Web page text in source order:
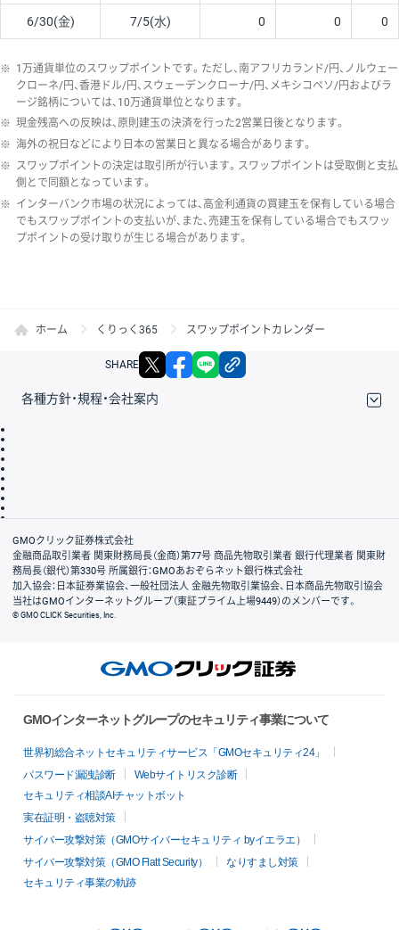
6/30(金) 7/5(水) 0 0 0
※ 1万通貨単位のスワップポイントです。ただし、南アフリカランド/円、ノルウェー
クローネ/円、香港ドル/円、スウェーデンクローナ/円、メキシコペソ/円およびラ
ージ銘柄については、10万通貨単位となります。
※ 現金残高への反映は、原則建玉の決済を行った2営業日後となります。
※ 海外の祝日などにより日本の営業日と異なる場合があります。
※ スワップポイントの決定は取引所が行います。スワップポイントは受取側と支払
側とで同額となっています。
※ インターバンク市場の状況によっては、高金利通貨の買建玉を保有している場合
でもスワップポイントの支払いが、また、売建玉を保有している場合でもスワッ
プポイントの受け取りが生じる場合があります。
ホーム くりっく365 スワップポイントカレンダー
SHARE X facebook
各種方針・規程・会社案内
会社案内
GMOクリック証券株式会社
金融商品取引業者 関東財務局長（金商）第77号 商品先物取引業者 銀行代理業者 関東財
務局長（銀代）第330号 所属銀行：GMOあおぞらネット銀行株式会社
加入協会：日本証券業協会、一般社団法人 金融先物取引業協会、日本商品先物取引協会
当社はGMOインターネットグループ（東証プライム上場9449）のメンバーです。
© GMO CLICK Securities, Inc.
GMOインターネットグループのセキュリティ事業について
世界初総合ネットセキュリティサービス「GMOセキュリティ24」
パスワード漏洩診断
Webサイトリスク診断
セキュリティ相談AIチャットボット
実在証明・盗聴対策
サイバー攻撃対策（GMOサイバーセキュリティ byイエラエ）
サイバー攻撃対策（GMO Flatt Security）
なりすまし対策
セキュリティ事業の軌跡